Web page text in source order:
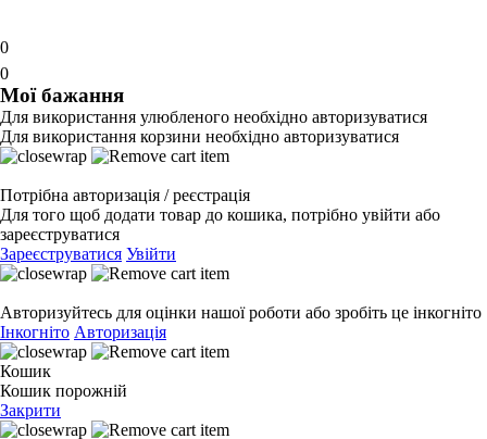
0
0
Мої бажання
Для використання улюбленого необхідно авторизуватися
Для використання корзини необхідно авторизуватися
Потрібна авторизація / реєстрація
Для того щоб додати товар до кошика, потрібно увійти або
зареєструватися
Зареєструватися Увійти
Авторизуйтесь для оцінки нашої роботи або зробіть це інкогніто
Інкогніто Авторизація
Кошик
Кошик порожній
Закрити